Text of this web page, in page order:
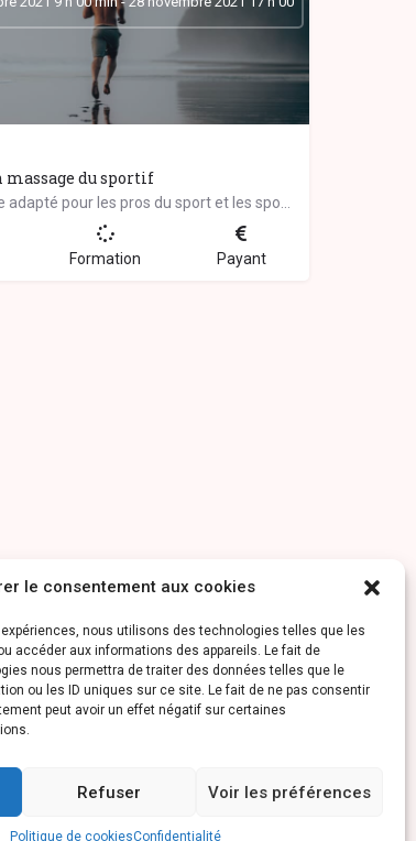
le consentement aux cookies
nous utilisons des technologies telles que les
accéder aux informations des appareils. Le fait de
nous permettra de traiter des données telles que le
ou les ID uniques sur ce site. Le fait de ne pas consentir
peut avoir un effet négatif sur certaines
Refuser Voir les préférences
Politique de cookiesConfidentialité
du sportif
Un massage adapté pour les pros du sport et les sportifs du dimanche… Ce massage complet…
Formation Payant